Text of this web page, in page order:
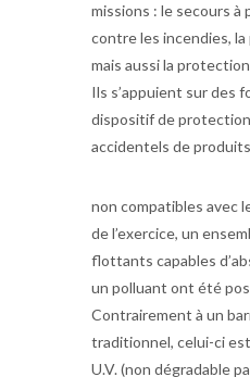
missions : le secours à
contre les incendies,
mais aussi la
Ils s’appuient sur des
dispositif de
accidentels de produits
non compatibles avec
de l’exercice, un
flottants capables
un polluant ont été
Contrairement à un
traditionnel, celui-ci
U.V. (non dégradable